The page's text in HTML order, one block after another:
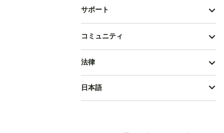
サポート
コミュニティ
法律
日本語